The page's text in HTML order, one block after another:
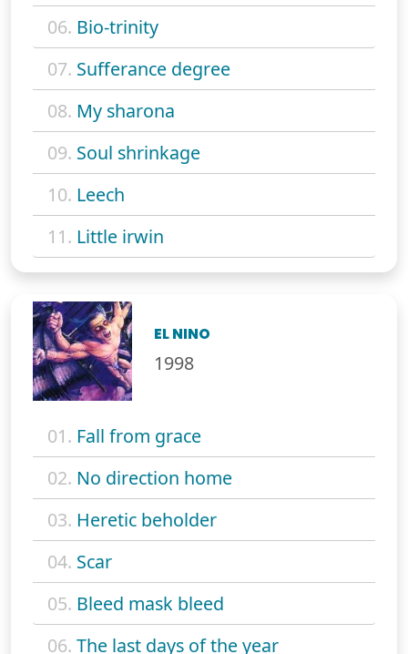
06. Bio-trinity
07. Sufferance degree
08. My sharona
09. Soul shrinkage
10. Leech
11. Little irwin
EL NINO
1998
01. Fall from grace
02. No direction home
03. Heretic beholder
04. Scar
05. Bleed mask bleed
06. The last days of the year